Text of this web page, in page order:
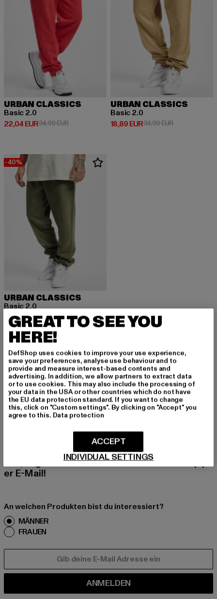
URBAN CLASSICS
Basic 2.0
22,04 EUR
Derzeitiger Preis: 22,04 EUR
34,99 EURAktionspreis: 34,99 EUR
URBAN CLASSICS
Basic 2.0
18,89 EUR
Derzeitiger Preis: 18,89 EUR
34,99 EURAktionspreis:
-40%
URBAN CLASSICS
Basic 2.0
20,99 EUR
Derzeitiger Preis: 20,99 EUR
34,99 EURAktionspreis: 34,99 EUR
MELDE DICH AN, UM
INSPIRIERT ZU BLEI
BEN!
Melde dich hier für unseren Newsletter an und
erhalte künftig Informationen über aktuelle Tre
nds, Angebote und Gutscheine von DefShop p
er E-Mail!
An welchen Produkten bist du interessiert?
MÄNNER
FRAUEN
ANMELDEN
GREAT TO SEE YOU
HERE!
DefShop uses cookies to improve your use experience,
save your preferences, analyse use behaviour and to
provide and measure interest-based contents and
advertising. In addition, we allow partners to extract data
or to use cookies. This may also include the processing of
your data in the USA or other countries which do not have
the EU data protection standard. If you want to change
this, click on "Custom settings". By clicking on "Accept" you
agree to this. Data protection
INDIVIDUAL SETTINGS
ACCEPT